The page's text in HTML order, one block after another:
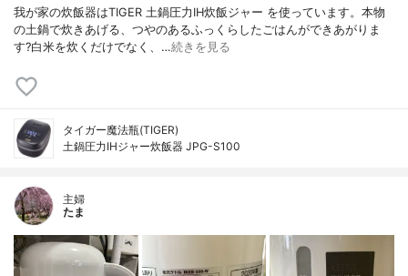
我が家の炊飯器はTIGER 土鍋圧力IH炊飯ジャー を使っています。本物
の土鍋で炊きあげる、つやのあるふっくらしたごはんができあがりま
す?白米を炊くだけでなく、…続きを見る
タイガー魔法瓶(TIGER)
土鍋圧力IHジャー炊飯器 JPG-S100
主婦
たま